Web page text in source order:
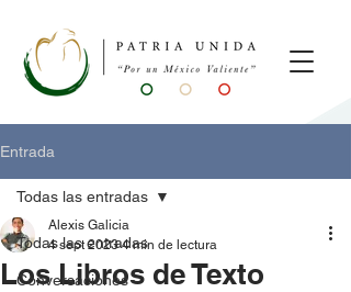
Entrada
Todas las entradas
Conversaciones
Todas las entradas
Los Libros de Texto
Alexis Galicia
4 sept 2023 4 min de lectura